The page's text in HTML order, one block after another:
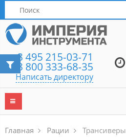
8 495 215-03-71
8 800 333-68-35
Написать директору
Главная Рации Трансиверы